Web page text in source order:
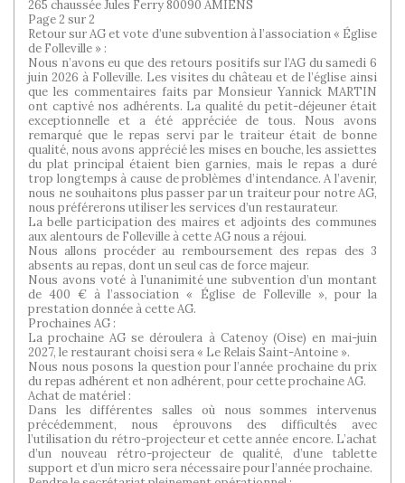
265 chaussée Jules Ferry 80090 AMIENS
Page 2 sur 2
Retour sur AG et vote d’une subvention à l’association « Église
de Folleville » :
Nous n’avons eu que des retours positifs sur l’AG du samedi 6
juin 2026 à Folleville. Les visites du château et de l’église ainsi
que les commentaires faits par Monsieur Yannick MARTIN
ont captivé nos adhérents. La qualité du petit-déjeuner était
exceptionnelle et a été appréciée de tous. Nous avons
remarqué que le repas servi par le traiteur était de bonne
qualité, nous avons apprécié les mises en bouche, les assiettes
du plat principal étaient bien garnies, mais le repas a duré
trop longtemps à cause de problèmes d’intendance. A l’avenir,
nous ne souhaitons plus passer par un traiteur pour notre AG,
nous préférerons utiliser les services d’un restaurateur.
La belle participation des maires et adjoints des communes
aux alentours de Folleville à cette AG nous a réjoui.
Nous allons procéder au remboursement des repas des 3
absents au repas, dont un seul cas de force majeur.
Nous avons voté à l’unanimité une subvention d’un montant
de 400 € à l’association « Église de Folleville », pour la
prestation donnée à cette AG.
Prochaines AG :
La prochaine AG se déroulera à Catenoy (Oise) en mai-juin
2027, le restaurant choisi sera « Le Relais Saint-Antoine ».
Nous nous posons la question pour l’année prochaine du prix
du repas adhérent et non adhérent, pour cette prochaine AG.
Achat de matériel :
Dans les différentes salles où nous sommes intervenus
précédemment, nous éprouvons des difficultés avec
l’utilisation du rétro-projecteur et cette année encore. L’achat
d’un nouveau rétro-projecteur de qualité, d’une tablette
support et d’un micro sera nécessaire pour l’année prochaine.